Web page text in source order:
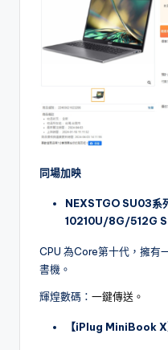
同場加映
NEXSTGO SU03系
10210U/8G/512G
CPU 為Core第十代，擁有
書機。
輝煌數碼： 一鍵傳送。
【iPlug MiniBook X